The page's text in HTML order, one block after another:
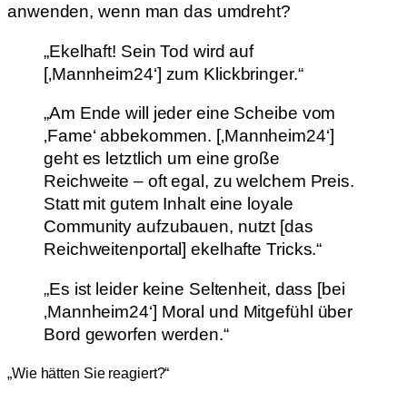
anwenden, wenn man das umdreht?
„Ekelhaft! Sein Tod wird auf
[‚Mannheim24‘] zum Klickbringer.“
„Am Ende will jeder eine Scheibe vom
‚Fame‘ abbekommen. [‚Mannheim24‘]
geht es letztlich um eine große
Reichweite – oft egal, zu welchem Preis.
Statt mit gutem Inhalt eine loyale
Community aufzubauen, nutzt [das
Reichweitenportal] ekelhafte Tricks.“
„Es ist leider keine Seltenheit, dass [bei
‚Mannheim24‘] Moral und Mitgefühl über
Bord geworfen werden.“
„Wie hätten Sie reagiert?“